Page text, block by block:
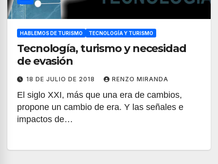
HABLEMOS DE TURISMO TECNOLOGÍA Y TURISMO
Tecnología, turismo y necesidad
de evasión
18 DE JULIO DE 2018 RENZO MIRANDA
El siglo XXI, más que una era de cambios,
propone un cambio de era. Y las señales e
impactos de…